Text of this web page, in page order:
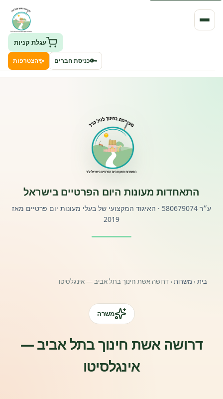
פורטל לוח מודעות דרושים עובדים
השתלמויות וקורסים לגננות ולצוותי חינוך | גיל הרך 0-6
עגלת קניות
🔑כניסת חברים ✨הצטרפות
התאחדות מעונות היום הפרטיים בישראל
ע״ר 580679074 · האיגוד המקצועי של בעלי מעונות יום פרטיים מאז
2019
בית‹ משרות‹דרושה אשת חינוך בתל אביב — אינגלסיטו
משרה
דרושה אשת חינוך בתל אביב —
אינגלסיטו